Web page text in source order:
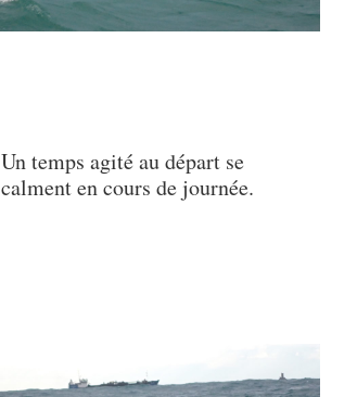
Un temps agité au départ se
calment en cours de journée.